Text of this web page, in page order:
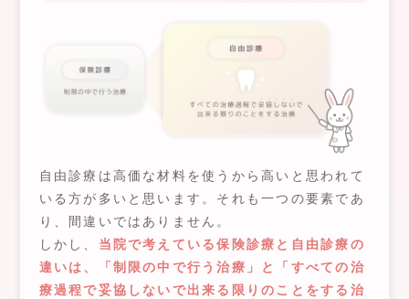
自由診療は高価な材料を使うから高いと思われて
いる方が多いと思います。それも一つの要素であ
り、間違いではありません。
しかし、 当院で考えている保険診療と自由診療の
違いは、「制限の中で行う治療」と「すべての治
療過程で妥協しないで出来る限りのことをする治